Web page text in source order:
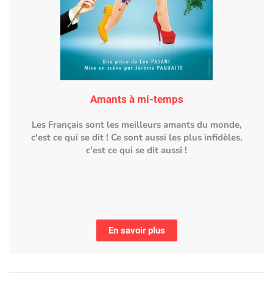
Amants à mi-temps
Les Français sont les meilleurs amants du monde,
c'est ce qui se dit ! Ce sont aussi les plus infidèles.
c'est ce qui se dit aussi !
En savoir plus